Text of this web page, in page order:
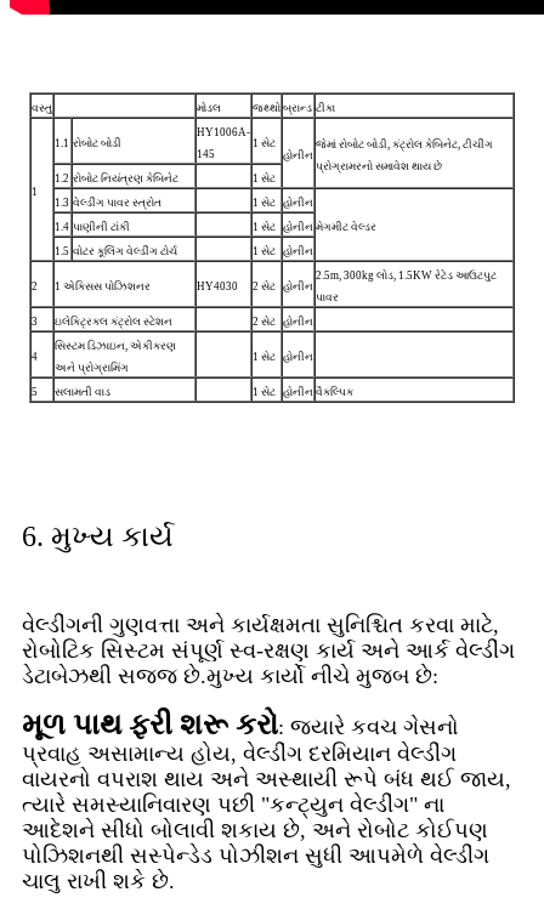
વસ્તુ મોડલ જથ્થો બ્રાન્ડ ટીકા
1
1.1 રોબોટ બોડી
HY1006A-
145
1 સેટ
હોનીન
જેમાં રોબોટ બોડી, કંટ્રોલ કેબિનેટ, ટીચીંગ
પ્રોગ્રામરનો સમાવેશ થાય છે
1.2 રોબોટ નિયંત્રણ કેબિનેટ
1 સેટ
1.3 વેલ્ડીંગ પાવર સ્ત્રોત 1 સેટ હોનીન
મેગમીટ વેલ્ડર
1.4 પાણીની ટાંકી 1 સેટ હોનીન
1.5 વોટર કૂલિંગ વેલ્ડીંગ ટોર્ચ 1 સેટ હોનીન
2 1 એક્સિસ પોઝિશનર HY4030 2 સેટ હોનીન
2.5m, 300kg લોડ, 1.5KW રેટેડ આઉટપુટ
પાવર
3
ઇલેક્ટ્રિકલ કંટ્રોલ સ્ટેશન 2 સેટ હોનીન
4
સિસ્ટમ ડિઝાઇન, એકીકરણ
અને પ્રોગ્રામિંગ
1 સેટ હોનીન
5 સલામતી વાડ 1 સેટ હોનીન વૈકલ્પિક
6. મુખ્ય કાર્ય
વેલ્ડીંગની ગુણવત્તા અને કાર્યક્ષમતા સુનિશ્ચિત કરવા માટે,
રોબોટિક સિસ્ટમ સંપૂર્ણ સ્વ-રક્ષણ કાર્ય અને આર્ક વેલ્ડીંગ
ડેટાબેઝથી સજ્જ છે.મુખ્ય કાર્યો નીચે મુજબ છે:
મૂળ પાથ ફરી શરૂ કરો: જ્યારે કવચ ગેસનો
પ્રવાહ અસામાન્ય હોય, વેલ્ડીંગ દરમિયાન વેલ્ડીંગ
વાયરનો વપરાશ થાય અને અસ્થાયી રૂપે બંધ થઈ જાય,
ત્યારે સમસ્યાનિવારણ પછી "કન્ટ્યુન વેલ્ડીંગ" ના
આદેશને સીધો બોલાવી શકાય છે, અને રોબોટ કોઈપણ
પોઝિશનથી સસ્પેન્ડેડ પોઝીશન સુધી આપમેળે વેલ્ડીંગ
ચાલુ રાખી શકે છે.